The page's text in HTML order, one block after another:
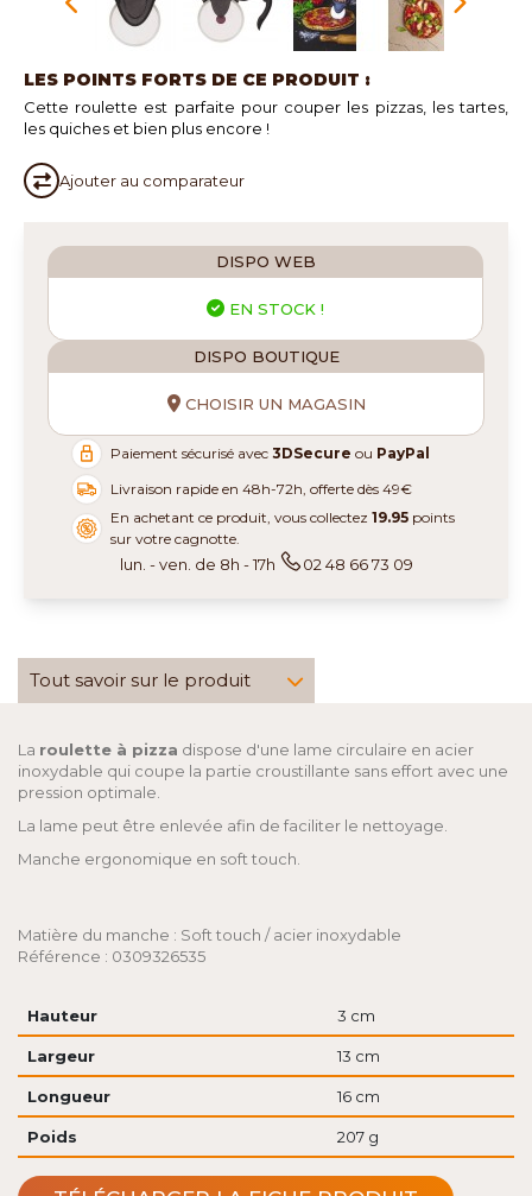
LES POINTS FORTS DE CE PRODUIT :
Cette roulette est parfaite pour couper les pizzas, les tartes,
les quiches et bien plus encore !
Ajouter au comparateur
DISPO WEB
EN STOCK !
DISPO BOUTIQUE
CHOISIR UN MAGASIN
Paiement sécurisé avec3DSecure ou PayPal
Livraison rapide en 48h-72h, offerte dès 49€
En achetant ce produit, vous collectez19.95 points
sur votre cagnotte.
lun. - ven. de 8h - 17h 02 48 66 73 09
Tout savoir sur le produit
La roulette à pizza dispose d'une lame circulaire en acier
inoxydable qui coupe la partie croustillante sans effort avec une
pression optimale.
La lame peut être enlevée afin de faciliter le nettoyage.
Manche ergonomique en soft touch.
Matière du manche : Soft touch / acier inoxydable
Référence : 0309326535
Hauteur 3 cm
Largeur 13 cm
Longueur 16 cm
Poids 207 g